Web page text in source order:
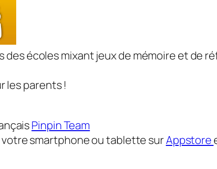
écoles mixant jeux de mémoire et de
les parents !
Pinpin Team
smartphone ou tablette surAppstore